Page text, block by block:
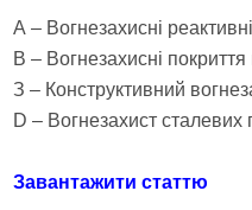
А – Вогнезахисні
В – Вогнезахисні
З – Конструктивний
D – Вогнезахист сталевих
Завантажити статтю